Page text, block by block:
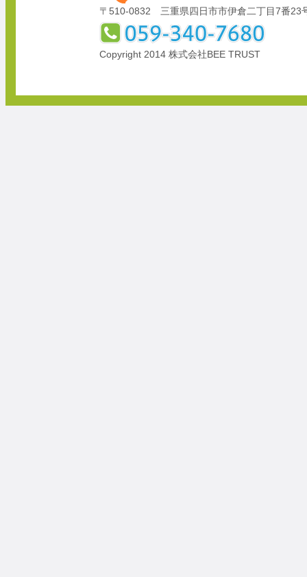
〒510-0832 三重県四日市市伊倉二丁目7番23
Copyright 2014 株式会社BEE TRUST